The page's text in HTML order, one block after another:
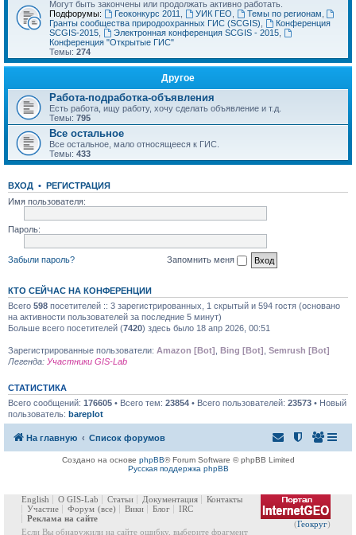
Могут быть закончены или продолжать активно работать.
Подфорумы:
Геоконкурс 2011 УИК ГЕО Темы по регионам
Гранты сообщества природоохранных ГИС (SCGIS)
Конференция
SCGIS-2015
Электронная конференция SCGIS - 2015,
Конференция "Открытые ГИС"
Темы: 274
Другое
Работа-подработка-объявления
Есть работа, ищу работу, хочу сделать объявление и т.д.
Темы: 795
Все остальное
Все остальное, мало относящееся к ГИС.
Темы: 433
ВХОД • РЕГИСТРАЦИЯ
Имя пользователя:
Пароль:
Забыли пароль? Запомнить меня
КТО СЕЙЧАС НА КОНФЕРЕНЦИИ
Всего 598 посетителей :: 3 зарегистрированных, 1 скрытый и 594 гостя (основано
на активности пользователей за последние 5 минут)
Больше всего посетителей (7420) здесь было 18 апр 2026, 00:51
Зарегистрированные пользователи: Amazon [Bot] Bing [Bot] Semrush [Bot]
Легенда: Участники GIS-Lab
СТАТИСТИКА
Всего сообщений: 176605 • Всего тем: 23854 • Всего пользователей: 23573 • Новый
пользователь: bareplot
На главную Список форумов
Создано на основе phpBB® Forum Software © phpBB Limited
Русская поддержка phpBB
(Геокруг)
English О GIS-Lab Статьи Документация
Контакты
Участие
Форум (все) Вики Блог
IRC
Реклама на сайте
Если Вы обнаружили на сайте ошибку, выберите фрагмент